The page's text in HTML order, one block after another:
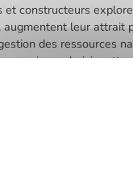
et constructeurs
leur attrait
des ressources
choisir